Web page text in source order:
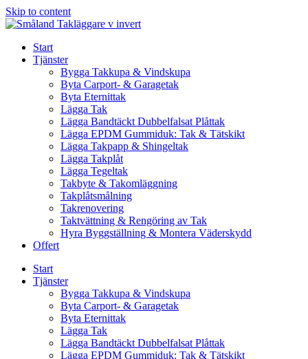
Skip to content
Start
Tjänster
Bygga Takkupa & Vindskupa
Byta Carport- & Garagetak
Byta Eternittak
Lägga Tak
Lägga Bandtäckt Dubbelfalsat Plåttak
Lägga EPDM Gummiduk: Tak & Tätskikt
Lägga Takpapp & Shingeltak
Lägga Takplåt
Lägga Tegeltak
Takbyte & Takomläggning
Takplåtsmålning
Takrenovering
Taktvättning & Rengöring av Tak
Hyra Byggställning & Montera Väderskydd
Offert
Start
Tjänster
Bygga Takkupa & Vindskupa
Byta Carport- & Garagetak
Byta Eternittak
Lägga Tak
Lägga Bandtäckt Dubbelfalsat Plåttak
Lägga EPDM Gummiduk: Tak & Tätskikt